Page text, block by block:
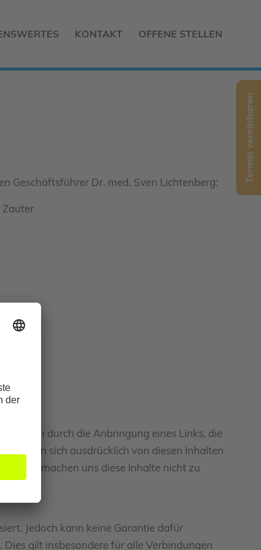
KONTAKT OFFENE STELLEN
Geschäftsführer Dr. med. Sven Lichtenberg;
Zauter
man durch die Anbringung eines Links, die
man sich ausdrücklich von diesen Inhalten
und machen uns diese Inhalte nicht zu
Jedoch kann keine Garantie dafür
gilt insbesondere für alle Verbindungen
Termin vereinbaren